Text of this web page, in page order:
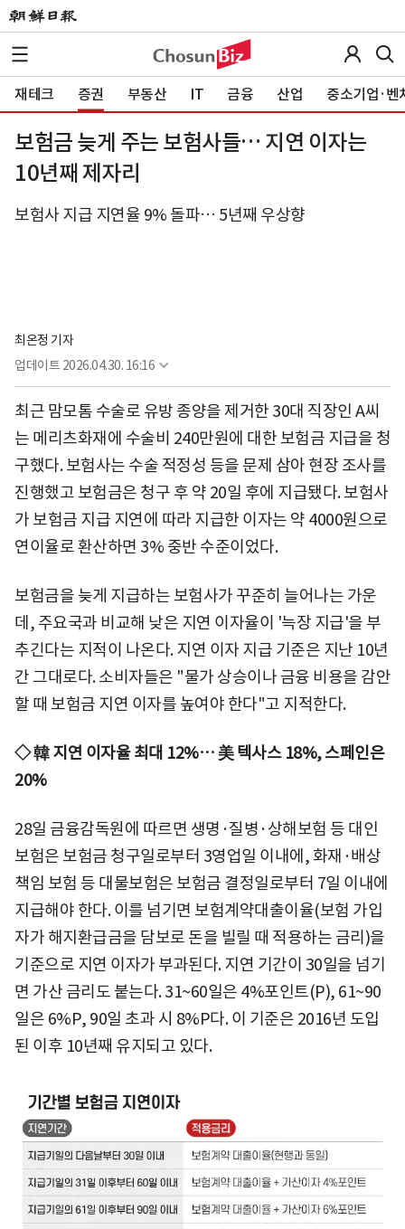
재테크 증권 부동산 IT 금융 산업 중소기업·벤
보험금 늦게 주는 보험사들… 지연 이자는
10년째 제자리
보험사 지급 지연율 9% 돌파… 5년째 우상향
최온정 기자
업데이트 2026.04.30. 16:16
최근 맘모톰 수술로 유방 종양을 제거한 30대 직장인 A씨
는 메리츠화재에 수술비 240만원에 대한 보험금 지급을 청
구했다. 보험사는 수술 적정성 등을 문제 삼아 현장 조사를
진행했고 보험금은 청구 후 약 20일 후에 지급됐다. 보험사
가 보험금 지급 지연에 따라 지급한 이자는 약 4000원으로
연이율로 환산하면 3% 중반 수준이었다.
보험금을 늦게 지급하는 보험사가 꾸준히 늘어나는 가운
데, 주요국과 비교해 낮은 지연 이자율이 '늑장 지급'을 부
추긴다는 지적이 나온다. 지연 이자 지급 기준은 지난 10년
간 그대로다. 소비자들은 "물가 상승이나 금융 비용을 감안
할 때 보험금 지연 이자를 높여야 한다"고 지적한다.
◇ 韓 지연 이자율 최대 12%… 美 텍사스 18%, 스페인은
20%
28일 금융감독원에 따르면 생명·질병·상해보험 등 대인
보험은 보험금 청구일로부터 3영업일 이내에, 화재·배상
책임 보험 등 대물보험은 보험금 결정일로부터 7일 이내에
지급해야 한다. 이를 넘기면 보험계약대출이율(보험 가입
자가 해지환급금을 담보로 돈을 빌릴 때 적용하는 금리)을
기준으로 지연 이자가 부과된다. 지연 기간이 30일을 넘기
면 가산 금리도 붙는다. 31~60일은 4%포인트(P), 61~90
일은 6%P, 90일 초과 시 8%P다. 이 기준은 2016년 도입
된 이후 10년째 유지되고 있다.